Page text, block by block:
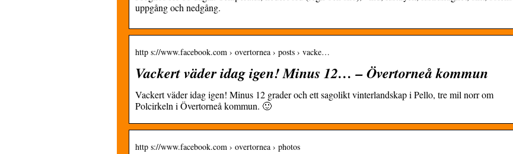
uppgång och nedgång.
http s://www.facebook.com › overtornea › posts › vacke…
Vackert väder idag igen! Minus 12… – Övertorneå kommun
Vackert väder idag igen! Minus 12 grader och ett sagolikt vinterlandskap i Pello, tre mil norr om
Polcirkeln i Övertorneå kommun. 🙂
http s://www.facebook.com › overtornea › photos